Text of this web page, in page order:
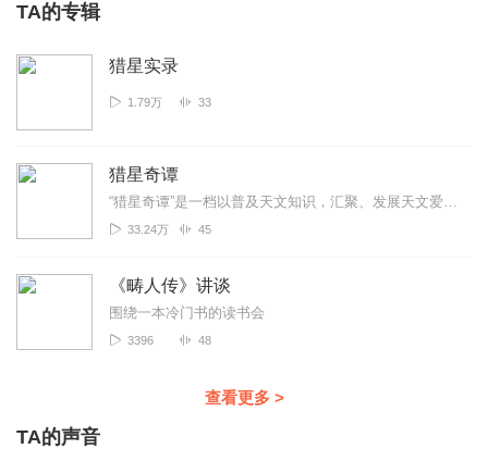
TA的专辑
猎星实录
1.79万 33
猎星奇谭
“猎星奇谭”是一档以普及天文知识，汇聚、发展天文爱好者为宗旨的网络电台节目。我们将邀请天文及相关...
33.24万 45
《畴人传》讲谈
围绕一本冷门书的读书会
3396 48
查看更多 >
TA的声音